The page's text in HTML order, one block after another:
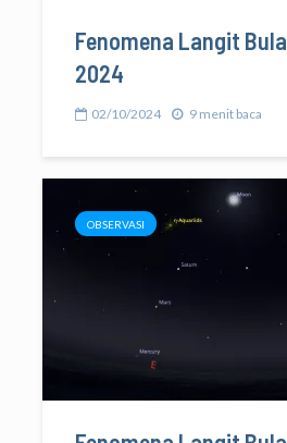
Fenomena Langit
2024
02/10/2024 9 menit baca
OBSERVASI